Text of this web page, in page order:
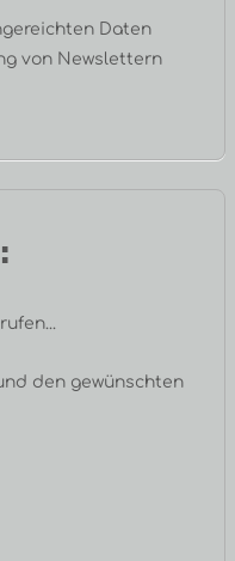
Daten
von Newslettern
den gewünschten